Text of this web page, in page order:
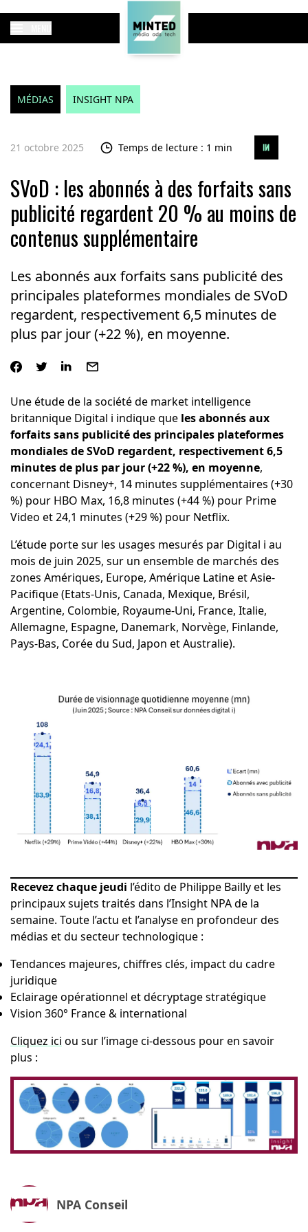
MÉDIAS INSIGHT NPA
21 octobre 2025 Temps de lecture : 1 min
SVoD : les abonnés à des forfaits sans
publicité regardent 20 % au moins de
contenus supplémentaire
Les abonnés aux forfaits sans publicité des
principales plateformes mondiales de SVoD
regardent, respectivement 6,5 minutes de
plus par jour (+22 %), en moyenne.
Une étude de la société de market intelligence
britannique Digital i indique que les abonnés aux
forfaits sans publicité des principales plateformes
mondiales de SVoD regardent, respectivement 6,5
minutes de plus par jour (+22 %), en moyenne,
concernant Disney+, 14 minutes supplémentaires (+30
%) pour HBO Max, 16,8 minutes (+44 %) pour Prime
Video et 24,1 minutes (+29 %) pour Netflix.
L’étude porte sur les usages mesurés par Digital i au
mois de juin 2025, sur un ensemble de marchés des
zones Amériques, Europe, Amérique Latine et Asie-
Pacifique (Etats-Unis, Canada, Mexique, Brésil,
Argentine, Colombie, Royaume-Uni, France, Italie,
Allemagne, Espagne, Danemark, Norvège, Finlande,
Pays-Bas, Corée du Sud, Japon et Australie).
Recevez chaque jeudi l’édito de Philippe Bailly et les
principaux sujets traités dans l’Insight NPA de la
semaine. Toute l’actu et l’analyse en profondeur des
médias et du secteur technologique :
Tendances majeures, chiffres clés, impact du cadre
juridique
Eclairage opérationnel et décryptage stratégique
Vision 360° France & international
Cliquez ici ou sur l’image ci-dessous pour en savoir
plus :
NPA Conseil